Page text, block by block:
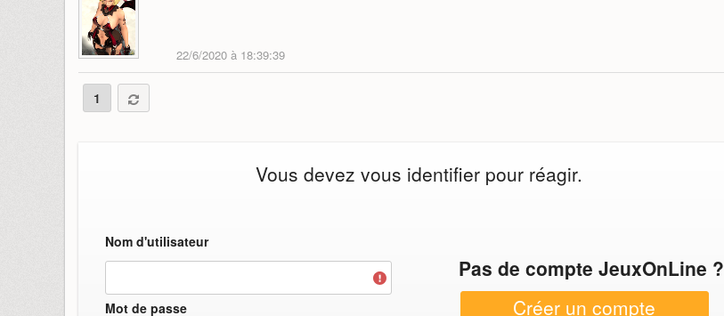
22/6/2020 à 18:39:39
1
Vous devez vous identifier pour réagir.
Nom d'utilisateur
Mot de passe
Pas de compte JeuxOnLine ?
Créer un compte